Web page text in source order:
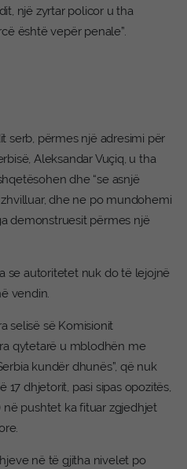
një zyrtar policor u tha
është vepër penale”.
serb, përmes një adresimi për
Aleksandar Vuçiq, u tha
dhe “se asnjë
dhe ne po mundohemi
demonstruesit përmes një
se autoritetet nuk do të lejojnë
vendin.
selisë së Komisionit
qytetarë u mblodhën me
kundër dhunës”, që nuk
dhjetorit, pasi sipas opozitës,
në pushtet ka fituar zgjedhjet
në të gjitha nivelet po